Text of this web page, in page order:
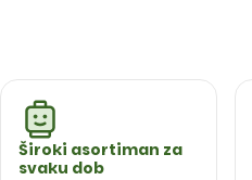
Široki asortiman za
svaku dob